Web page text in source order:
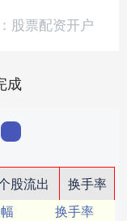
股票配资开户
成
股流出
换手率
换手率